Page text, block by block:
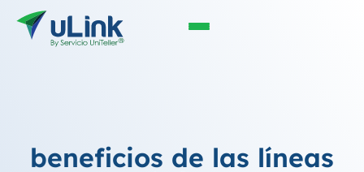
beneficios de las líneas